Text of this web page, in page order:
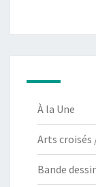
À la Une
Arts
Bande